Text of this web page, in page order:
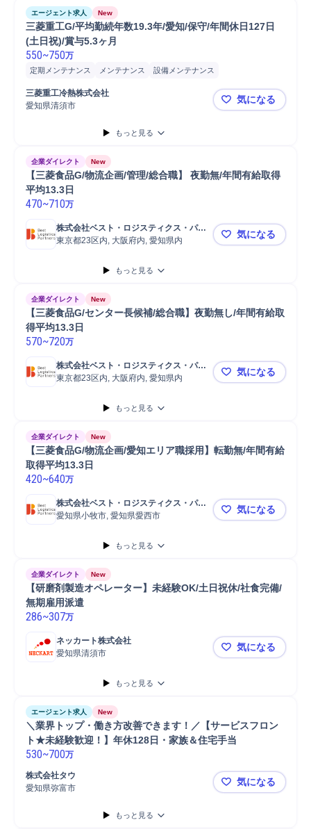
給排水設備
設備管理
メンテナンス業者手配
機械メンテナンス
ビルメンテナンス
製造オペレーション
生産技術
保全業務
エージェント求人 New
三菱重工G/平均勤続年数19.3年/愛知/保守/年間休日127日
(土日祝)/賞与5.3ヶ月
550~750万
定期メンテナンス メンテナンス
設備メンテナンス
空調設備メンテナンス
給排水衛生設備メンテナンス
冷蔵設備/冷凍設備メンテナンス
冷凍冷蔵倉庫 産業機械
設備管理
メンテナンス業者手配
機械メンテナンス
ビルメンテナンス
保全業務
製造オペレーション
電気設備
三菱重工冷熱株式会社
愛知県清須市
三菱重工G/
気になる
もっと見る
企業ダイレクト New
【三菱食品G/物流企画/管理/総合職】 夜勤無/年間有給取得
平均13.3日
470~710万
株式会社ベスト・ロジスティクス・パー
トナーズ
東京都23区内, 大阪府内, 愛知県内 【三菱食品
気になる
もっと見る
企業ダイレクト New
【三菱食品G/センター長候補/総合職】夜勤無し/年間有給取
得平均13.3日
570~720万
株式会社ベスト・ロジスティクス・パー
トナーズ
東京都23区内, 大阪府内, 愛知県内 【三菱食品
気になる
もっと見る
企業ダイレクト New
【三菱食品G/物流企画/愛知エリア職採用】転勤無/年間有給
取得平均13.3日
420~640万
株式会社ベスト・ロジスティクス・パー
トナーズ
愛知県小牧市, 愛知県愛西市 【三菱食品
気になる
もっと見る
企業ダイレクト New
【研磨剤製造オペレーター】未経験OK/土日祝休/社食完備/
無期雇用派遣
286~307万
ネッカート株式会社
愛知県清須市
【研磨剤製
気になる
もっと見る
エージェント求人 New
＼業界トップ・働き方改善できます！／【サービスフロン
ト★未経験歓迎！】年休128日・家族＆住宅手当
530~700万
株式会社タウ
愛知県弥富市
＼業界トッ
気になる
もっと見る